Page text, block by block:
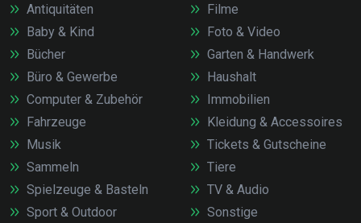
Antiquitäten
Baby & Kind
Bücher
Büro & Gewerbe
Computer & Zubehör
Fahrzeuge
Filme
Foto & Video
Garten & Handwerk
Haushalt
Immobilien
Kleidung & Accessoires
Musik
Sammeln
Spielzeuge & Basteln
Sport & Outdoor
Tickets & Gutscheine
Tiere
TV & Audio
Sonstige